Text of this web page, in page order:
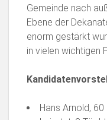
Gemeinde nach
Ebene der
enorm gestärkt
in vielen wichtigen
Hans Arnold, 60